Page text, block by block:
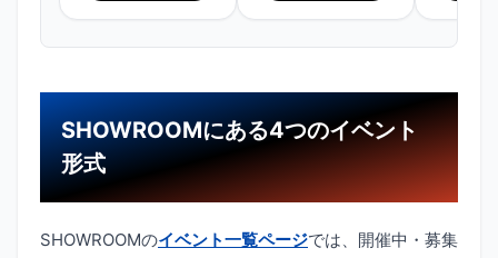
SHOWROOMにある4つのイベント
形式
SHOWROOMのイベント一覧ページでは、開催中・募集